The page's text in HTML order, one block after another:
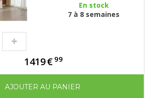
En stock
7 à 8 semaines
1419€ 99
AJOUTER AU PANIER